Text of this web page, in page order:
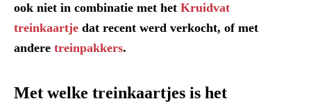
ook niet in combinatie met het Kruidvat
treinkaartje dat recent werd verkocht, of met
andere treinpakkers.
Met welke treinkaartjes is het